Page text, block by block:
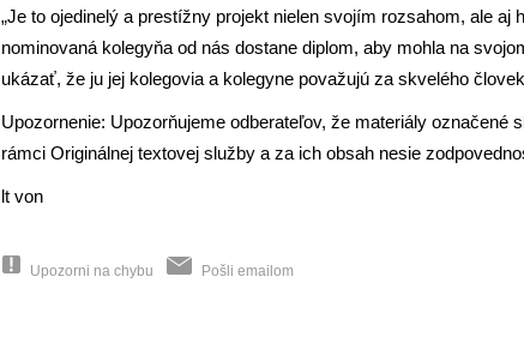
„Je to ojedinelý a prestížny projekt nielen svojím rozsahom, ale aj
nominovaná kolegyňa od nás dostane diplom, aby mohla na
ukázať, že ju jej kolegovia a kolegyne považujú za skvelého
Upozornenie: Upozorňujeme odberateľov, že materiály označené
rámci Originálnej textovej služby a za ich obsah nesie
lt von
Upozorni na chybu Pošli emailom